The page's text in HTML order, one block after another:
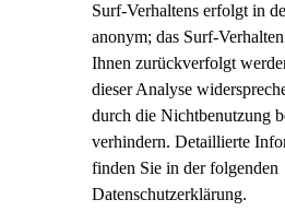
Surf-Verhaltens erfolgt in
anonym; das Surf-
Ihnen zurückverfolgt
dieser Analyse
durch die Nichtbenutzung
verhindern. Detaillierte
finden Sie in der folgenden
Datenschutzerklärung.